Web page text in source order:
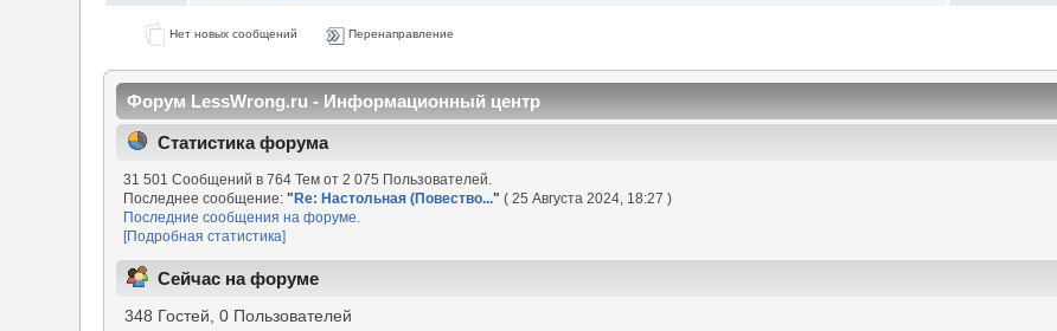
Нет новых сообщений Перенаправление
Форум LessWrong.ru - Информационный центр
Статистика форума
31 501 Сообщений в 764 Тем от 2 075 Пользователей.
Последнее сообщение:"Re: Настольная (Повество..." ( 25 Августа 2024, 18:27 )
Последние сообщения на форуме.
[Подробная статистика]
Сейчас на форуме
348 Гостей, 0 Пользователей